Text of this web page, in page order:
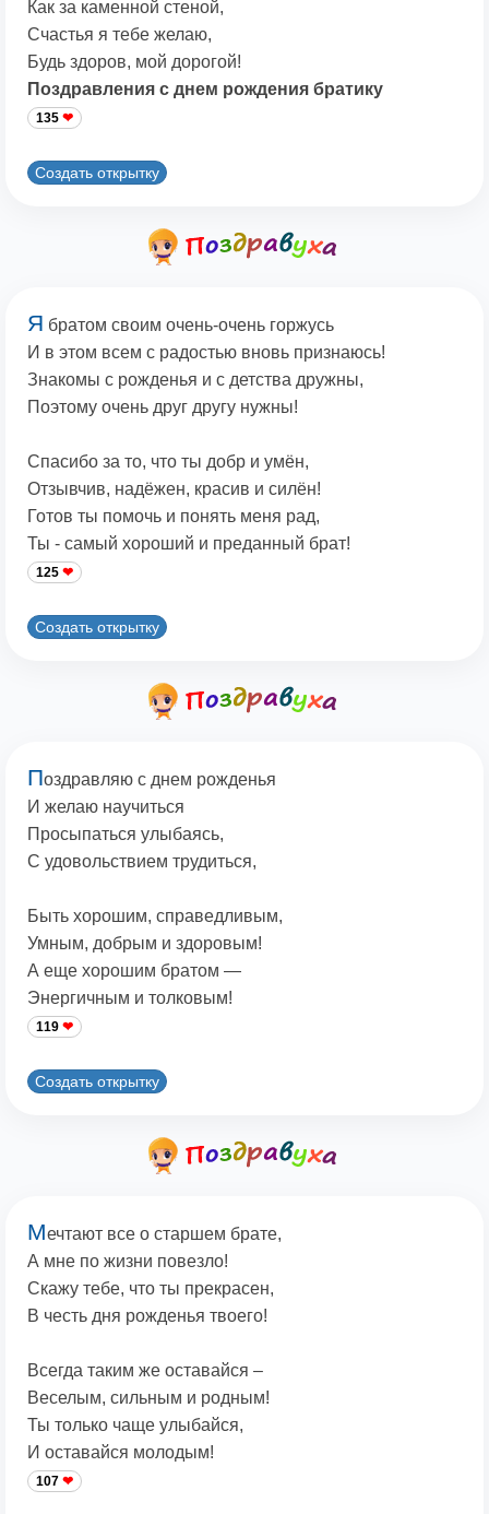
Как за каменной стеной,
Счастья я тебе желаю,
Будь здоров, мой дорогой!
Поздравления с днем рождения братику
135
Создать открытку
Я братом своим очень-очень горжусь
И в этом всем с радостью вновь признаюсь!
Знакомы с рожденья и с детства дружны,
Поэтому очень друг другу нужны!
Спасибо за то, что ты добр и умён,
Отзывчив, надёжен, красив и силён!
Готов ты помочь и понять меня рад,
Ты - самый хороший и преданный брат!
125
Создать открытку
Поздравляю с днем рожденья
И желаю научиться
Просыпаться улыбаясь,
С удовольствием трудиться,
Быть хорошим, справедливым,
Умным, добрым и здоровым!
А еще хорошим братом —
Энергичным и толковым!
119
Создать открытку
Мечтают все о старшем брате,
А мне по жизни повезло!
Скажу тебе, что ты прекрасен,
В честь дня рожденья твоего!
Всегда таким же оставайся –
Веселым, сильным и родным!
Ты только чаще улыбайся,
И оставайся молодым!
107